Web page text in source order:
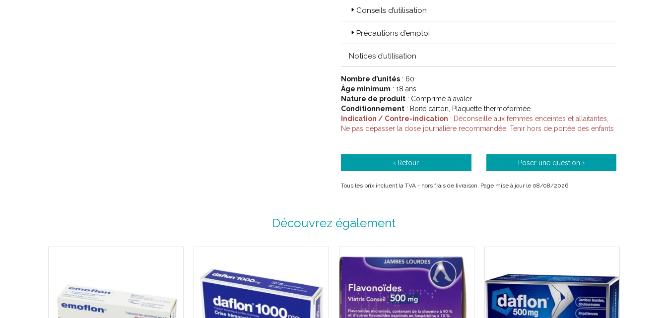
Conseils d’utilisation
Précautions d’emploi
Notices d’utilisation
Nombre d’unités : 60
Âge minimum : 18 ans
Nature de produit : Comprimé à avaler
Conditionnement : Boite carton, Plaquette thermoformée
Indication / Contre-indication : Déconseillé aux femmes enceintes et allaitantes,
Ne pas dépasser la dose journalière recommandée, Tenir hors de portée des enfants
‹ Retour Poser une question ›
Tous les prix incluent la TVA - hors frais de livraison. Page mise à jour le 08/08/2026.
Découvrez également